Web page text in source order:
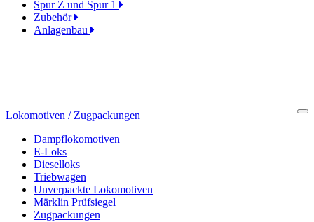
Spur Z und Spur 1
Zubehör
Anlagenbau
Lokomotiven / Zugpackungen
Dampflokomotiven
E-Loks
Dieselloks
Triebwagen
Unverpackte Lokomotiven
Märklin Prüfsiegel
Zugpackungen